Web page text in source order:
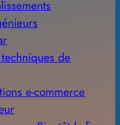
de
e-commerce